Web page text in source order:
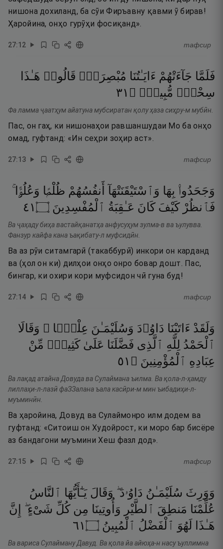
нишона дохиланд, ба сӯи Фиръавну қавми ӯ бирав!
Ҳаройина, онҳо гурӯҳи фосиқанд».
27:12 тафсир
فَلَمَّا جَآءَتْهُمْ ءَايَـٰتُنَا مُبْصِرَةًۭ قَالُوا۟ هَـٰذَا
سِحْرٌۭ مُّبِينٌۭ ۝ ١٣
Фа ламма ҷаатҳум айатуна мубсиратан қолу ҳаза сиҳру-м мубӣн.
Пас, он гаҳ, ки нишонаҳои равшаншудаи Мо ба онҳо
омад, гуфтанд: «Ин сеҳри зоҳир аст».
27:13 тафсир
وَجَحَدُوا۟ بِهَا وَٱسْتَيْقَنَتْهَآ أَنفُسُهُمْ ظُلْمًۭا وَعُلُوًّۭا ۚ
فَٱنظُرْ كَيْفَ كَانَ عَـٰقِبَةُ ٱلْمُفْسِدِينَ ۝١٤
Ва ҷаҳаду биҳа вастайқанатҳа анфусуҳум зулма-в ва ъулувва.
Фанзур кайфа кана ъақибату-л муфсидӣн.
Ва аз рӯи ситамгарӣ (такаббурӣ) инкори он карданд
ва (ҳол он ки) дилҳои онҳо онро бовар дошт. Пас,
бингар, ки охири кори муфсидон чӣ гуна буд!
27:14 тафсир
وَلَقَدْ ءَاتَيْنَا دَاوُۥدَ وَسُلَيْمَـٰنَ عِلْمًۭا ۖ وَقَالَا
ٱلْحَمْدُ لِلَّهِ ٱلَّذِى فَضَّلَنَا عَلَىٰ كَثِيرٍۢ مِّنْ
عِبَادِهِ ٱلْمُؤْمِنِينَ ۝ ١٥
Ва лақад атайна Довуда ва Сулаймана ъилма. Ва қола-л-ҳамду
лиллаҳи-л-лазӣ фаЗЗалана ъала касӣри-м мин ъибадиҳи-л-
муъминӣн.
Ва ҳаройина, Довуд ва Сулаймонро илм додем ва
гуфтанд: «Ситоиш он Худойрост, ки моро бар бисёре
аз бандагони муъмини Хеш фазл дод».
27:15 тафсир
وَوَرِثَ سُلَيْمَـٰنُ دَاوُۥدَ ۖ وَقَالَ يَـٰٓأَيُّهَا ٱلنَّاسُ
عُلِّمْنَا مَنطِقَ ٱلطَّيْرِ وَأُوتِينَا مِن كُلِّ شَىْءٍ ۖ
إِنَّ
هَـٰذَا
لَهُوَ ٱلْفَضْلُ ٱلْمُبِينُ ۝١٦
Ва вариса Сулайману Давуд. Ва қола йа айюҳа-н насу ъуллимна